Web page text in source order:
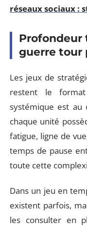
réseaux sociaux :
Profondeur
guerre tour
Les jeux de
restent le
systémique est au
chaque unité
fatigue, ligne de
temps de pause
toute cette
Dans un jeu en
existent parfois,
les consulter en